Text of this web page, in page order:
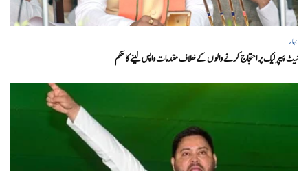
بہار
نیٹ پیپر لیک پر احتجاج کرنے والوں کے خلاف مقدمات واپس لینے کا حکم